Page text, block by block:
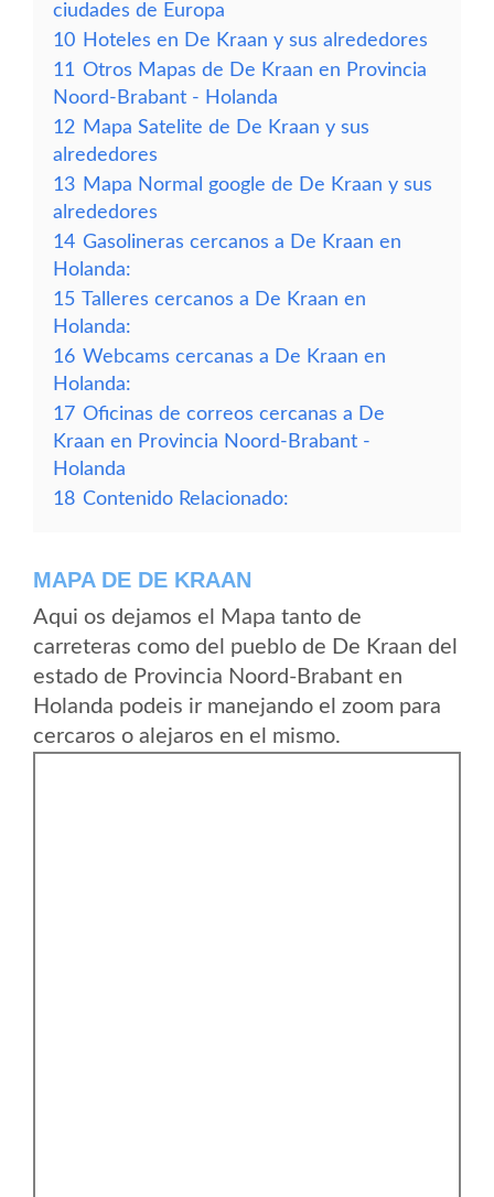
ciudades de Europa
10 Hoteles en De Kraan y sus alrededores
11 Otros Mapas de De Kraan en Provincia
Noord-Brabant - Holanda
12 Mapa Satelite de De Kraan y sus
alrededores
13 Mapa Normal google de De Kraan y sus
alrededores
14 Gasolineras cercanos a De Kraan en
Holanda:
15 Talleres cercanos a De Kraan en
Holanda:
16 Webcams cercanas a De Kraan en
Holanda:
17 Oficinas de correos cercanas a De
Kraan en Provincia Noord-Brabant -
Holanda
18 Contenido Relacionado:
MAPA DE DE KRAAN
Aqui os dejamos el Mapa tanto de
carreteras como del pueblo de De Kraan del
estado de Provincia Noord-Brabant en
Holanda podeis ir manejando el zoom para
cercaros o alejaros en el mismo.